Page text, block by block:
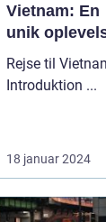
Vietnam: En
unik
af historie,
kultur og
Rejse til
Introduktion ...
18 januar 2024